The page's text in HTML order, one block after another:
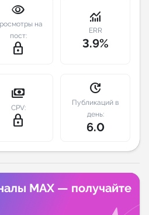
visibility
на
пост:
lock_outline
monitoring
ERR
3.9%
payments
CPV:
lock_outline
update
Публикаций в
день:
6.0
MAX — получайте